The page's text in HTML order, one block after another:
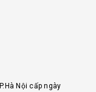
Nội cấp ngày